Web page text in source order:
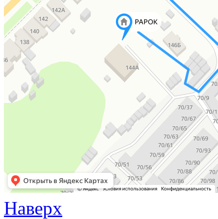
Наверх